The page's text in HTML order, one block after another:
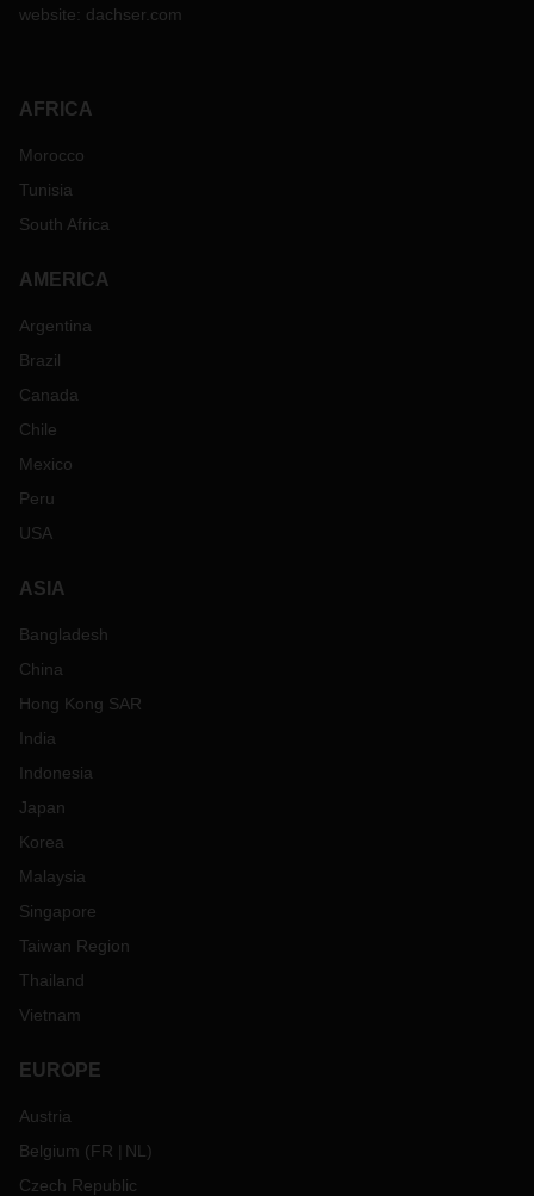
website: dachser.com
AFRICA
Morocco
Tunisia
South Africa
AMERICA
Argentina
Brazil
Canada
Chile
Mexico
Peru
USA
ASIA
Bangladesh
China
Hong Kong SAR
India
Indonesia
Japan
Korea
Malaysia
Singapore
Taiwan Region
Thailand
Vietnam
EUROPE
Austria
Belgium (FR NL )
Czech Republic